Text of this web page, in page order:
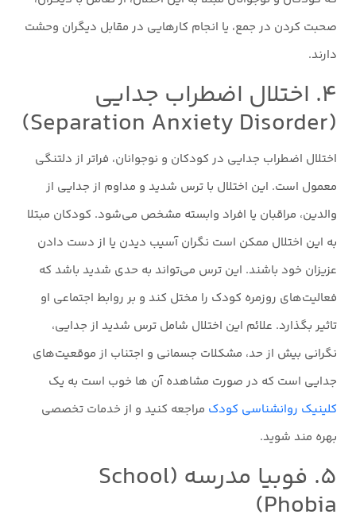
صحبت کردن در جمع، یا انجام کارهایی در مقابل دیگران وحشت
دارند.
۴. اختلال اضطراب جدایی
(Separation Anxiety Disorder)
اختلال اضطراب جدایی در کودکان و نوجوانان، فراتر از دلتنگی
معمول است. این اختلال با ترس شدید و مداوم از جدایی از
والدین، مراقبان یا افراد وابسته مشخص می‌شود. کودکان مبتلا
به این اختلال ممکن است نگران آسیب دیدن یا از دست دادن
عزیزان خود باشند. این ترس می‌تواند به حدی شدید باشد که
فعالیت‌های روزمره کودک را مختل کند و بر روابط اجتماعی او
تاثیر بگذارد. علائم این اختلال شامل ترس شدید از جدایی،
نگرانی بیش از حد، مشکلات جسمانی و اجتناب از موقعیت‌های
جدایی است که در صورت مشاهده آن ها خوب است به یک
کلینیک روانشناسی کودک مراجعه کنید و از خدمات تخصصی
بهره مند شوید.
۵. فوبیا مدرسه (School
Phobia)